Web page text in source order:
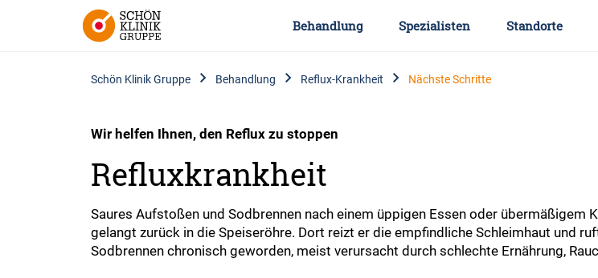
Behandlung Spezialisten Standorte
Schön Klinik Gruppe Behandlung Reflux-Krankheit Nächste Schritte
Wir helfen Ihnen, den Reflux zu stoppen
Refluxkrankheit
Saures Aufstoßen und Sodbrennen nach einem üppigen Essen oder
gelangt zurück in die Speiseröhre. Dort reizt er die empfindliche Schleimhaut und
Sodbrennen chronisch geworden, meist verursacht durch schlechte Ernährung,